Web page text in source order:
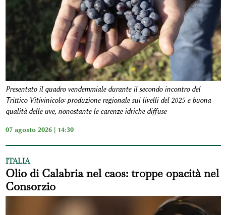
Presentato il quadro vendemmiale durante il secondo incontro del
Trittico Vitivinicolo: produzione regionale sui livelli del 2025 e buona
qualità delle uve, nonostante le carenze idriche diffuse
07 agosto 2026 | 14:30
ITALIA
Olio di Calabria nel caos: troppe opacità nel
Consorzio